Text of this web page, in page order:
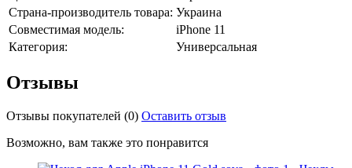
Страна-производитель товара: Украина
Совместимая модель:
iPhone 11
Категория:
Универсальная
Отзывы
Отзывы покупателей (0) Оставить отзыв
Возможно, вам также это понравится